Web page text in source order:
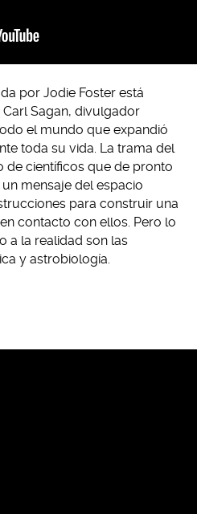
por Jodie Foster está
Sagan, divulgador
el mundo que expandió
toda su vida. La trama del
de científicos que de pronto
mensaje del espacio
para construir una
contacto con ellos. Pero lo
a la realidad son las
y astrobiología.